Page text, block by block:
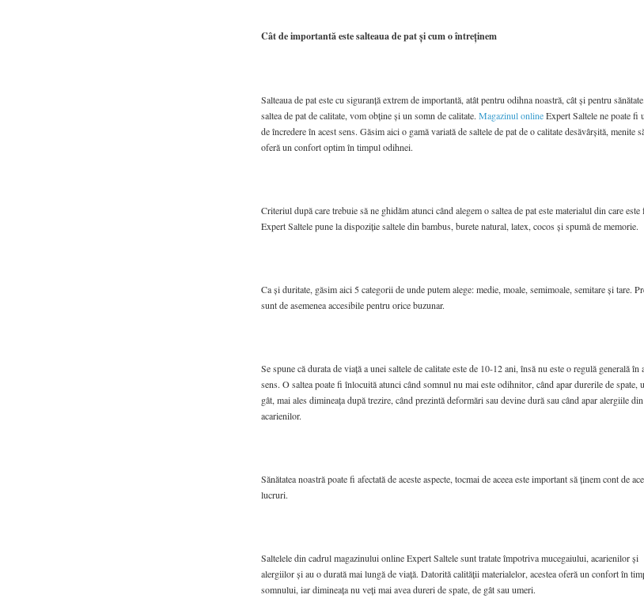
Cât de importantă este salteaua de pat și cum o întreținem
Salteaua de pat este cu siguranță extrem de importantă, atât pentru odihna noastră, cât și pentru
saltea de pat de calitate, vom obține și un somn de calitate. Magazinul onlineExpert Saltele ne poate fi
de încredere în acest sens. Găsim aici o gamă variată de saltele de pat de o calitate desăvârșită, menite
oferă un confort optim în timpul odihnei.
Criteriul după care trebuie să ne ghidăm atunci când alegem o saltea de pat este materialul din care este
Expert Saltele pune la dispoziție saltele din bambus, burete natural, latex, cocos și spumă de memorie.
Ca și duritate, găsim aici 5 categorii de unde putem alege: medie, moale, semimoale, semitare și tare.
sunt de asemenea accesibile pentru orice buzunar.
Se spune că durata de viață a unei saltele de calitate este de 10-12 ani, însă nu este o regulă generală în
sens. O saltea poate fi înlocuită atunci când somnul nu mai este odihnitor, când apar durerile de spate,
gât, mai ales dimineața după trezire, când prezintă deformări sau devine dură sau când apar alergiile
acarienilor.
Sănătatea noastră poate fi afectată de aceste aspecte, tocmai de aceea este important să ținem cont de
lucruri.
Saltelele din cadrul magazinului online Expert Saltele sunt tratate împotriva mucegaiului, acarienilor și
alergiilor și au o durată mai lungă de viață. Datorită calității materialelor, acestea oferă un confort în
somnului, iar dimineața nu veți mai avea dureri de spate, de gât sau umeri.